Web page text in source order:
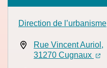
Direction de l’urbanisme
Rue Vincent Auriol,
31270 Cugnaux